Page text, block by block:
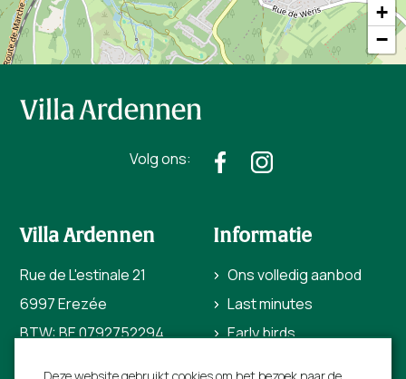
+
−
Volg ons:
Villa Ardennen
Rue de L'estinale 21
6997 Erezée
BTW: BE 0792752294
Informatie
Ons volledig aanbod
Last minutes
Early birds